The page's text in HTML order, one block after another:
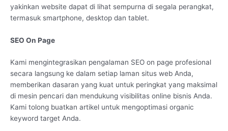
yakinkan website dapat di lihat sempurna di segala perangkat,
termasuk smartphone, desktop dan tablet.
SEO On Page
Kami mengintegrasikan pengalaman SEO on page profesional
secara langsung ke dalam setiap laman situs web Anda,
memberikan dasaran yang kuat untuk peringkat yang maksimal
di mesin pencari dan mendukung visibilitas online bisnis Anda.
Kami tolong buatkan artikel untuk mengoptimasi organic
keyword target Anda.